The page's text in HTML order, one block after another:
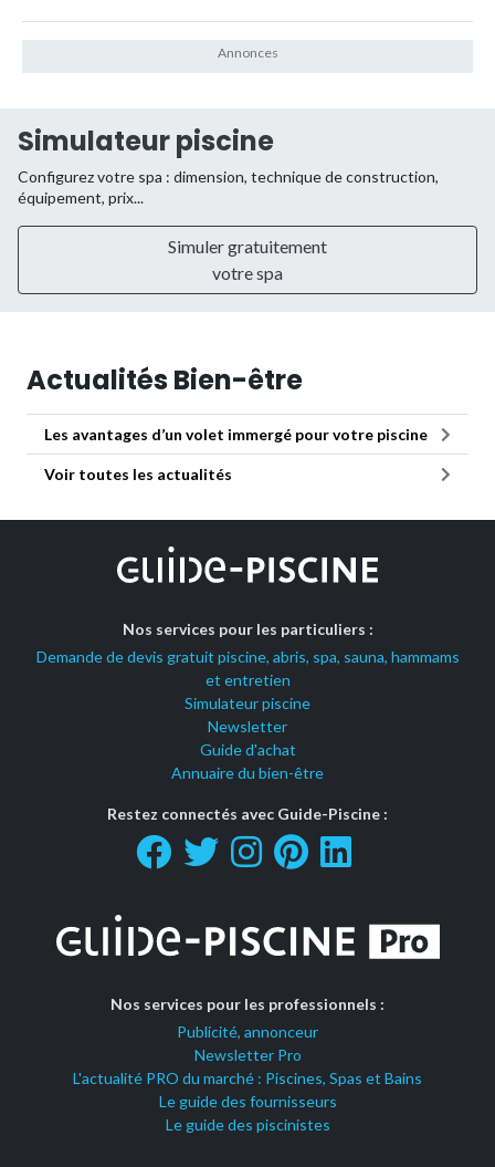
Simulateur piscine
Configurez votre spa : dimension, technique de construction,
équipement, prix...
Simuler gratuitement
votre spa
Actualités Bien-être
Les avantages d’un volet immergé pour votre piscine
Voir toutes les actualités
Nos services pour les particuliers :
Demande de devis gratuit piscine, abris, spa, sauna, hammams
et entretien
Simulateur piscine
Newsletter
Guide d'achat
Annuaire du bien-être
Restez connectés avec Guide-Piscine :
Nos services pour les professionnels :
Publicité, annonceur
Newsletter Pro
L'actualité PRO du marché : Piscines, Spas et Bains
Le guide des fournisseurs
Le guide des piscinistes